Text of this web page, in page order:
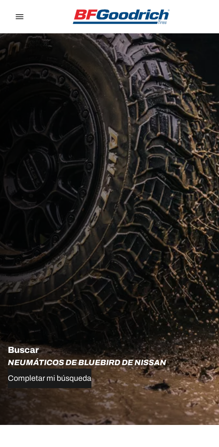
Buscar
NEUMÁTICOS DE BLUEBIRD DE NISSAN
Completar mi búsqueda